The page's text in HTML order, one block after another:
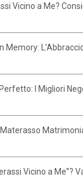
Vicino a Me?
Memory:
I Migliori
Vicino a Me”?